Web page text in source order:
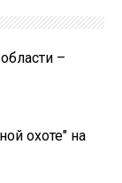
–
охоте" на